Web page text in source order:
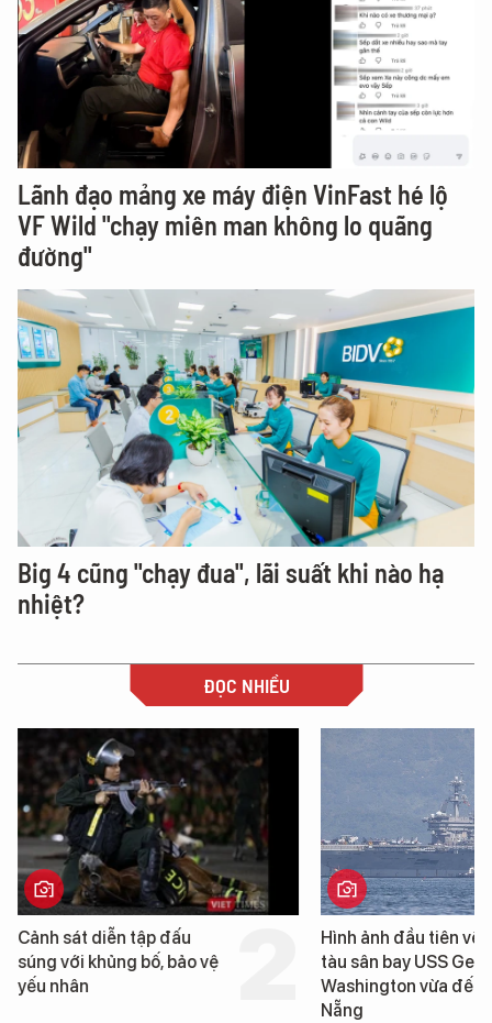
Lãnh đạo mảng xe máy điện VinFast hé lộ
VF Wild "chạy miên man không lo quãng
đường"
Big 4 cũng "chạy đua", lãi suất khi nào hạ
nhiệt?
ĐỌC NHIỀU
Hình ảnh đầu tiên về siêu
tàu sân bay USS George
Washington vừa đến Đà
Cận cảnh chiến hạm
tống tàu sân bay USS
George Washington
Đà Nẵng